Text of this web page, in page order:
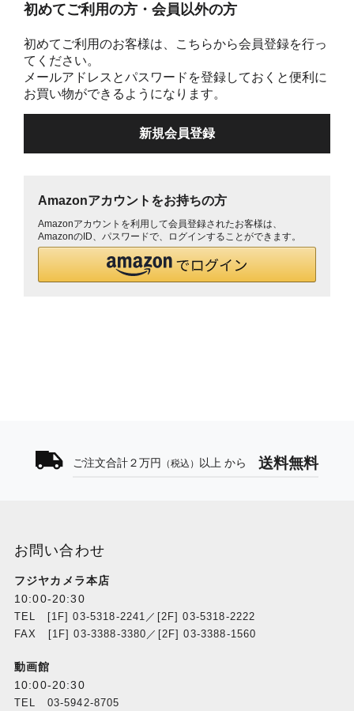
初めてご利用の方・会員以外の方
初めてご利用のお客様は、こちらから会員登録を行っ
てください。
メールアドレスとパスワードを登録しておくと便利に
お買い物ができるようになります。
Amazonアカウントをお持ちの方
Amazonアカウントを利用して会員登録されたお客様は、
AmazonのID、パスワードで、ログインすることができます。
ご注文合計２万円 （税込） 以上 から 送料無料
お問い合わせ
フジヤカメラ本店
10:00-20:30
TEL [1F] 03-5318-2241／[2F] 03-5318-2222
FAX [1F] 03-3388-3380／[2F] 03-3388-1560
動画館
10:00-20:30
TEL 03-5942-8705